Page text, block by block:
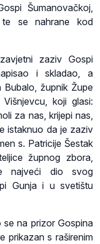
Šumanovačkoj,
se nahrane kod
zaziv Gospi
i skladao, a
župnik Župe
koji glasi:
za nas, krijepi nas,
istaknuo da je zaziv
s. Patricije Šestak
župnog zbora,
najveći dio svog
Gunja i u svetištu
na prizor Gospina
prikazan s raširenim